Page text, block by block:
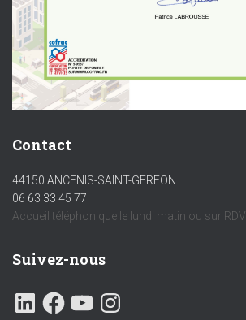
Contact
44150 ANCENIS-SAINT-GEREON
06 63 33 45 77
Accueil téléphonique le lundi matin ou sur RDV
Suivez-nous